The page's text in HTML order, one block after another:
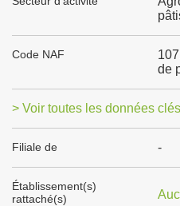
Code NAF
de
> Voir toutes les données clés
Filiale de -
Établissement(s)
rattaché(s)